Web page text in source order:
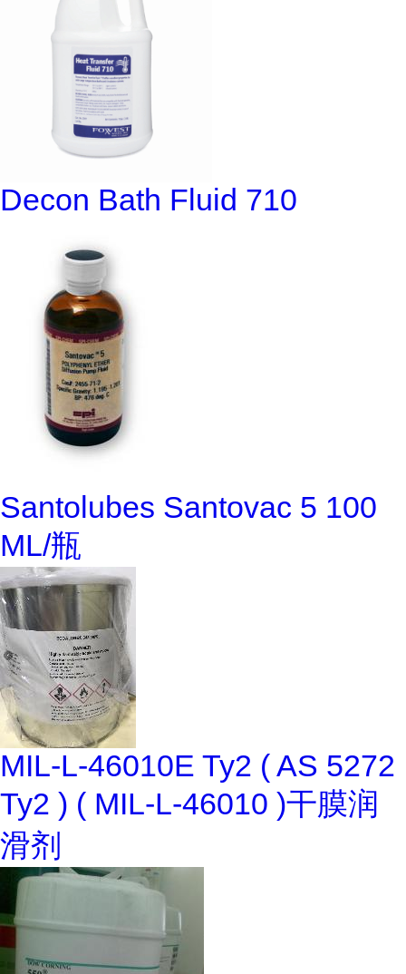
Decon Bath Fluid 710
Santolubes Santovac 5 100
ML/瓶
MIL-L-46010E Ty2 ( AS 5272
Ty2 ) ( MIL-L-46010 )干膜润
滑剂